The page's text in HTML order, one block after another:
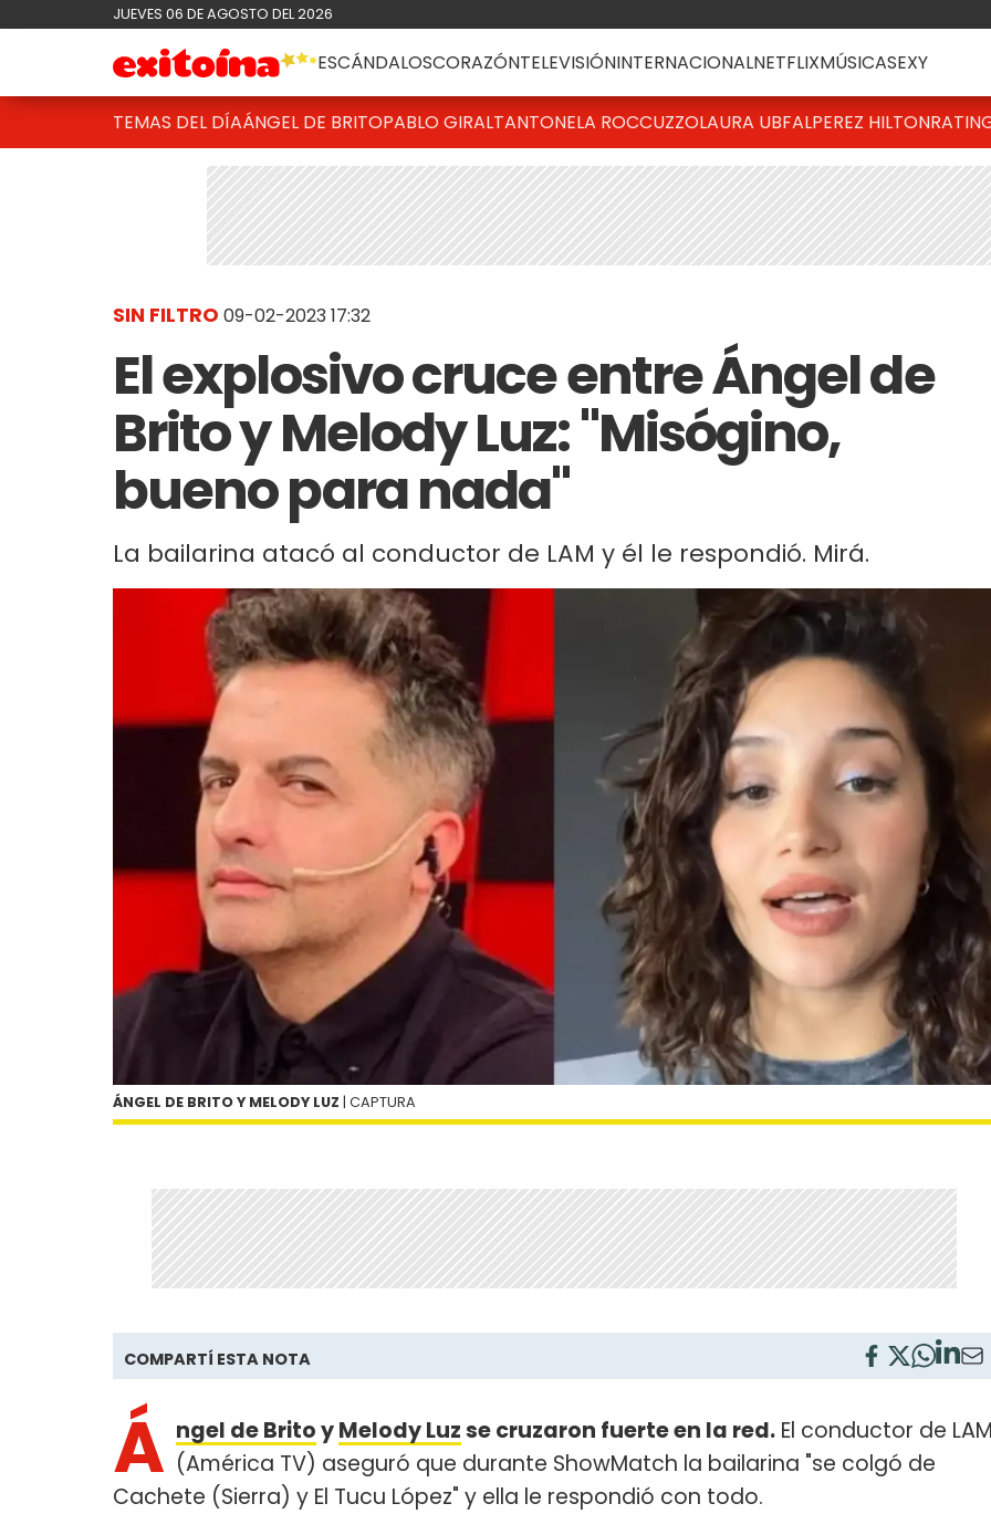
JUEVES 06 DE AGOSTO DEL 2026
ESCÁNDALOSCORAZÓNTELEVISIÓNINTERNACIONALNETFLIXMÚSICASEXY
TEMAS DEL DÍAÁNGEL DE BRITOPABLO GIRALTANTONELA ROCCUZZOLAURA UBFALPEREZ HILTON
SIN FILTRO 09-02-2023 17:32
El explosivo cruce entre Ángel de
Brito y Melody Luz: "Misógino,
bueno para nada"
La bailarina atacó al conductor de LAM y él le respondió. Mirá.
ÁNGEL DE BRITO Y MELODY LUZ | CAPTURA
COMPARTÍ ESTA NOTA
Á ngel de BritoyMelody Luzse cruzaron fuerte en la red. El conductor de
(América TV) aseguró que durante ShowMatch la bailarina "se colgó de
Cachete (Sierra) y El Tucu López" y ella le respondió con todo.